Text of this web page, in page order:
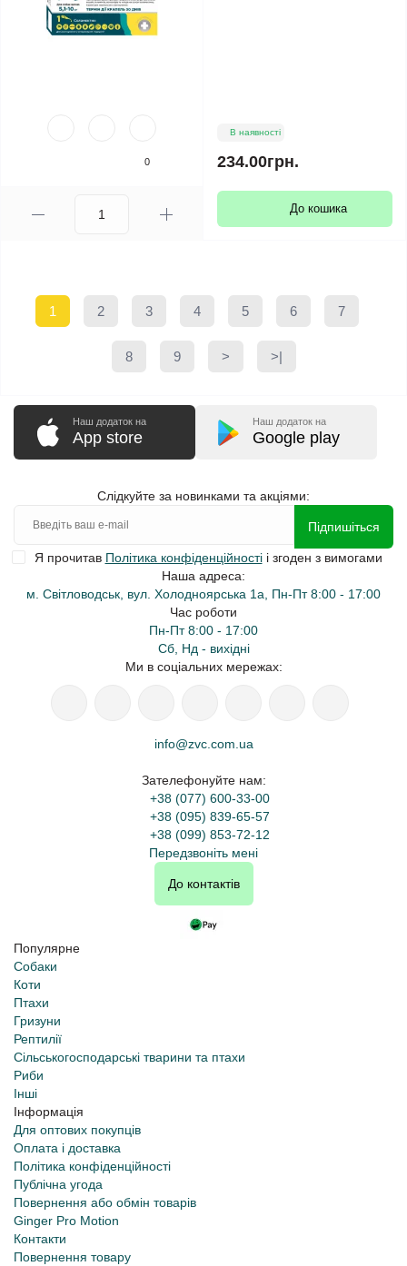
0
В наявності
234.00грн.
До кошика
1 2 3 4 5 6 7
8 9 > >|
Наш додаток на
App store
Наш додаток на
Google play
Слідкуйте за новинками та акціями:
Підпишіться
Я прочитав Політика конфіденційностіі згоден з вимогами
Наша адреса:
м. Світловодськ, вул. Холодноярська 1а, Пн-Пт 8:00 - 17:00
Час роботи
Пн-Пт 8:00 - 17:00
Сб, Нд - вихідні
Ми в соціальних мережах:
info@zvc.com.ua
Зателефонуйте нам:
+38 (077) 600-33-00
+38 (095) 839-65-57
+38 (099) 853-72-12
Передзвоніть мені
До контактів
Популярне
Собаки
Коти
Птахи
Гризуни
Рептилії
Сільськогосподарські тварини та птахи
Риби
Інші
Інформація
Для оптових покупців
Оплата і доставка
Політика конфіденційності
Публічна угода
Повернення або обмін товарів
Ginger Pro Motion
Контакти
Повернення товару